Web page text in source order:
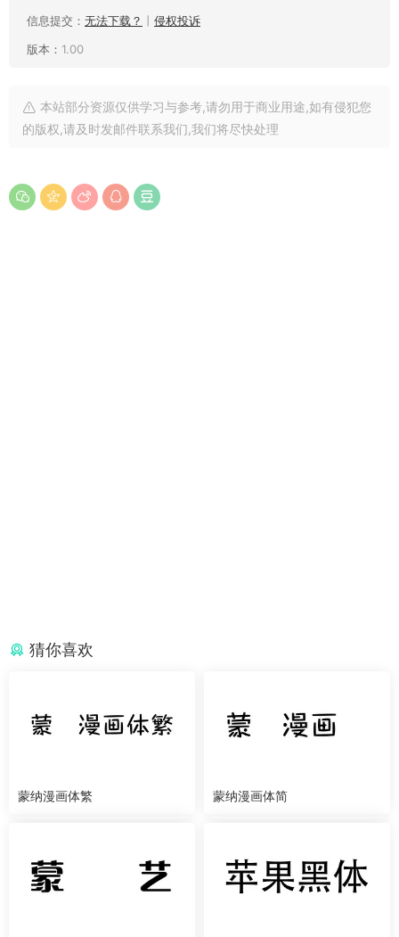
信息提交： 无法下载？
侵权投诉
版本： 1.00
本站部分资源仅供学习与参考,请勿用于商业用途,如有侵犯您
的版权,请及时发邮件联系我们,我们将尽快处理
猜你喜欢
蒙纳漫画体繁 蒙纳漫画体简